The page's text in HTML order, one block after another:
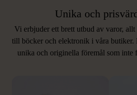
Unika och
Vi erbjuder ett brett utbud av varor,
till böcker och elektronik i våra butiker.
unika och originella föremål som inte
LIKNANDE
Hitta produkter som